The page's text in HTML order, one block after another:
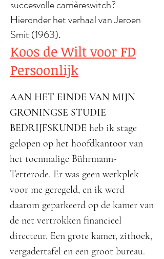
succesvolle carrièreswitch?
Hieronder het verhaal van Jeroen
Smit (1963).
Koos de Wilt voor FD
Persoonlijk
AAN HET EINDE VAN MIJN
GRONINGSE STUDIE
BEDRIJFSKUNDE heb ik stage
gelopen op het hoofdkantoor van
het toenmalige Bührmann-
Tetterode. Er was geen werkplek
voor me geregeld, en ik werd
daarom geparkeerd op de kamer van
de net vertrokken financieel
directeur. Een grote kamer, zithoek,
vergadertafel en een groot bureau.